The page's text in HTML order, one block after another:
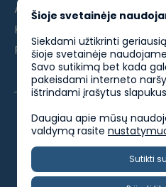
Apie mus
Kontaktai
Partneriams
Privatumo
Socialinės
Šioje svetainėje
Siekdami užtikrinti
šioje svetainėje
Savo sutikimą bet kada
pakeisdami interneto
ištrindami įrašytus
Daugiau apie mūsų
valdymą rasite
Sutikti